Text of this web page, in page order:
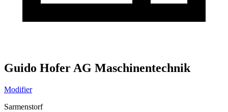
Guido Hofer AG Maschinentechnik
Modifier
Sarmenstorf